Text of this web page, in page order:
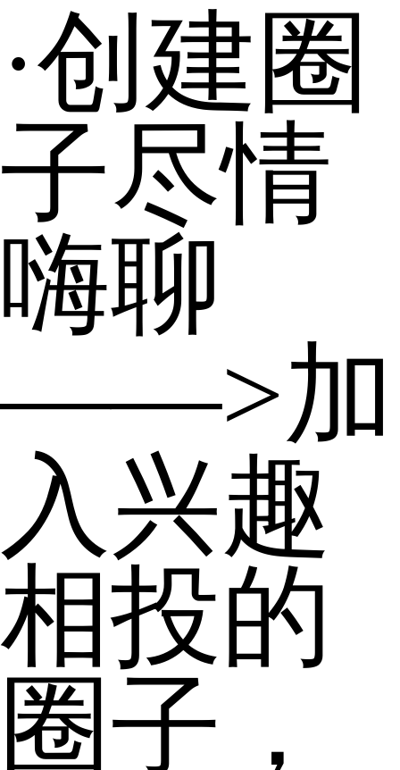
·创建圈
子尽情
嗨聊
——>加
入兴趣
相投的
圈子，